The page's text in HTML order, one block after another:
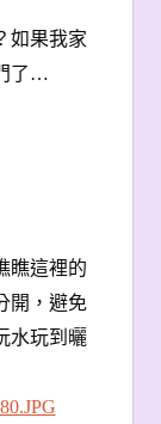
如果我家
了…
瞧這裡的
開，避免
水玩到曬